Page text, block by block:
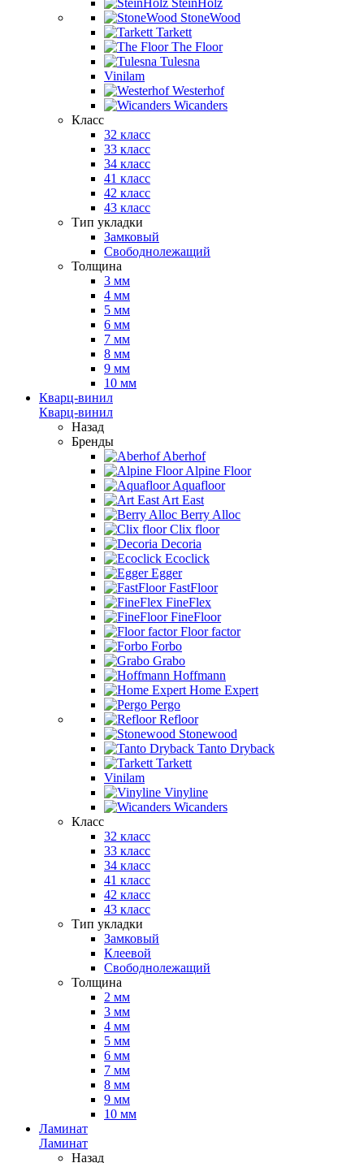
SteinHolz
StoneWood
Tarkett
The Floor
Tulesna
Vinilam
Westerhof
Wicanders
Класс
32 класс
33 класс
34 класс
41 класс
42 класс
43 класс
Тип укладки
Замковый
Свободнолежащий
Толщина
3 мм
4 мм
5 мм
6 мм
7 мм
8 мм
9 мм
10 мм
Кварц-винил
Кварц-винил
Назад
Бренды
Aberhof
Alpine Floor
Aquafloor
Art East
Berry Alloc
Clix floor
Decoria
Ecoclick
Egger
FastFloor
FineFlex
FineFloor
Floor factor
Forbo
Grabo
Hoffmann
Home Expert
Pergo
Refloor
Stonewood
Tanto Dryback
Tarkett
Vinilam
Vinyline
Wicanders
Класс
32 класс
33 класс
34 класс
41 класс
42 класс
43 класс
Тип укладки
Замковый
Клеевой
Свободнолежащий
Толщина
2 мм
3 мм
4 мм
5 мм
6 мм
7 мм
8 мм
9 мм
10 мм
Ламинат
Ламинат
Назад